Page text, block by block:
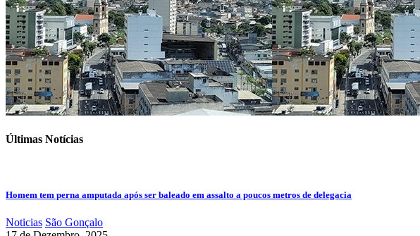
Últimas Notícias
Homem tem perna amputada após ser baleado em assalto a poucos metros de delegacia
Noticias São Gonçalo